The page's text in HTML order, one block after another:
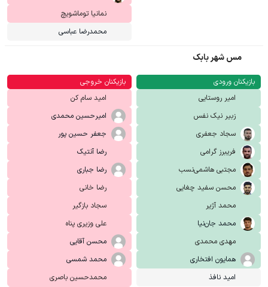
نمانیا توماشویچ
محمدرضا عباسی
مس شهر بابک
بازیکنان ورودی
امیر روستایی
زبیر نیک نفس
سجاد جعفری
فریبرز گرامی
مجتبی هاشمی‌نسب
محسن سفید چغایی
محمد آژیر
محمد جان‌نیا
مهدی محمدی
همایون افتخاری
امید نافذ
بازیکنان خروجی
امید سام کن
امیرحسین محمدی
جعفر حسین پور
رضا آنتیک
رضا جباری
رضا خانی
سجاد بازگیر
علی وزیری پناه
محسن آقایی
محمد شمسی
محمدحسین باصری